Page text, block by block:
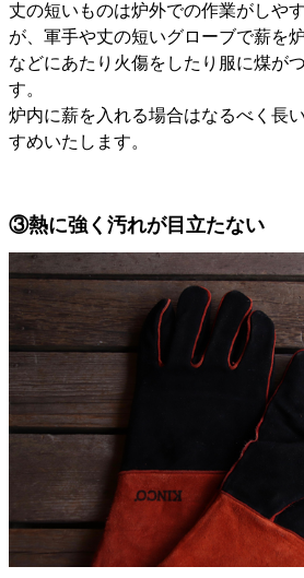
丈の短いものは炉外での作業がしや
が、軍手や丈の短いグローブで薪を
などにあたり火傷をしたり服に煤が
す。
炉内に薪を入れる場合はなるべく長
すめいたします。
③熱に強く汚れが目立たない